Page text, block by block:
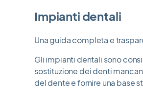
Impianti dentali
Una guida completa e
Gli impianti dentali sono
sostituzione dei denti
del dente e fornire una base